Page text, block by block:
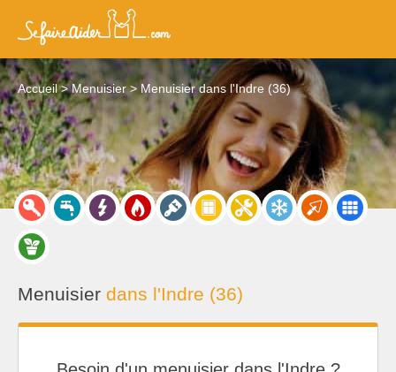
Accueil Menuisier Menuisier dans l'Indre (36)
Menuisier dans l'Indre (36)